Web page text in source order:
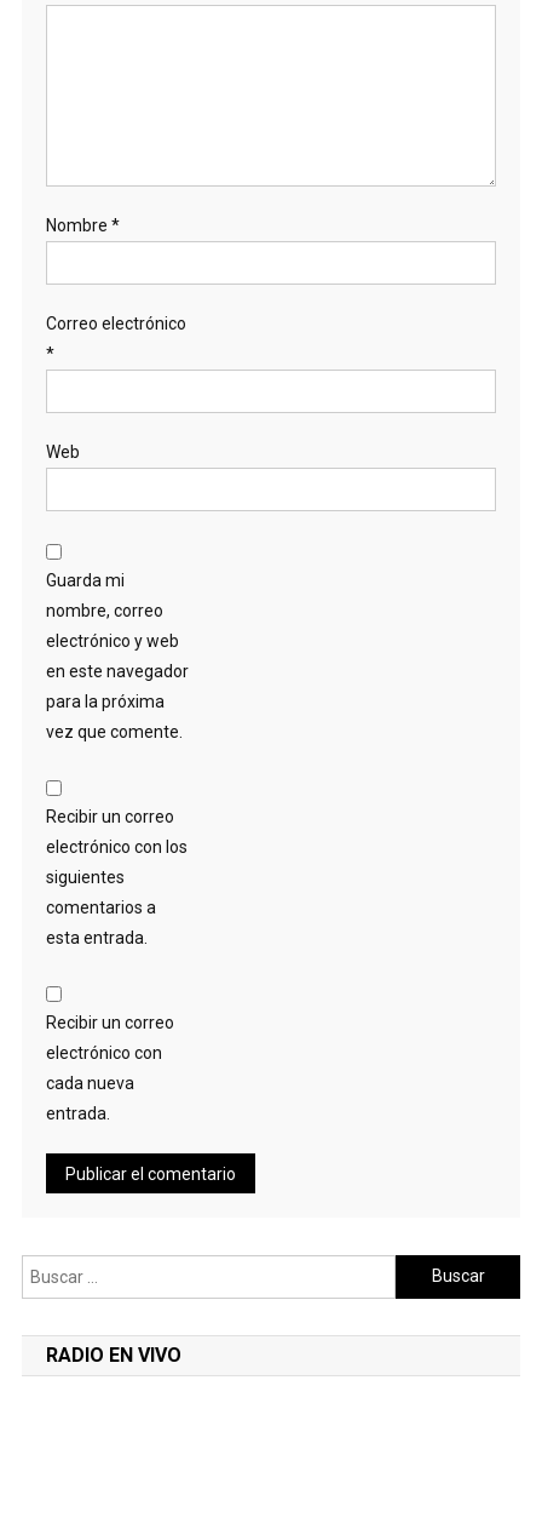
Nombre *
Correo electrónico
*
Web
Guarda mi
nombre, correo
electrónico y web
en este navegador
para la próxima
vez que comente.
Recibir un correo
electrónico con los
siguientes
comentarios a
esta entrada.
Recibir un correo
electrónico con
cada nueva
entrada.
Buscar:
RADIO EN VIVO